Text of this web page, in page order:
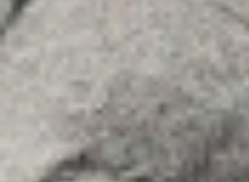
Insights
Contactar
SEGUEIX-NOS
Linkedin
Instagram